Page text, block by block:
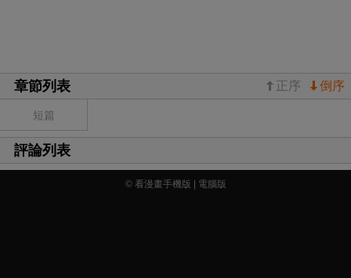
章節列表 倒序
正序
短篇
評論列表
© 看漫畫手機版 | 電腦版